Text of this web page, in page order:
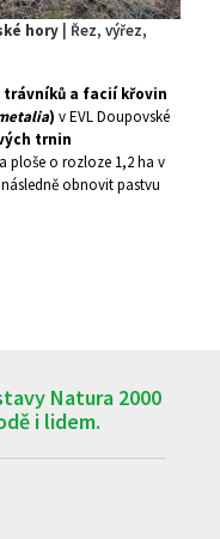
hory | Řez, výřez,
a facií křovin
) v EVL Doupovské
trnin
ploše o rozloze 1,2 ha v
obnovit pastvu
Natura 2000
i lidem.